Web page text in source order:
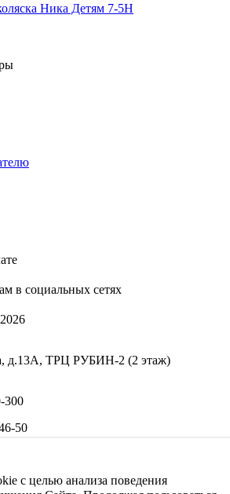
Ника Детям 7-5Н
в социальных сетях
д.13А, ТРЦ РУБИН-2 (2 этаж)
300
50
на то, что вся информация
с целью анализа поведения